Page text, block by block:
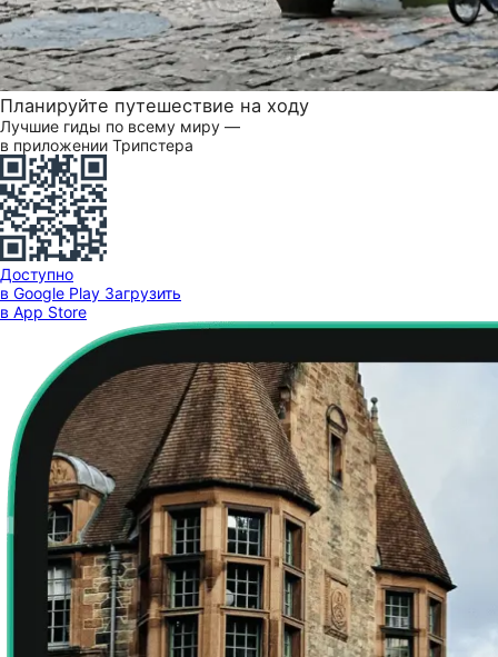
Планируйте путешествие на ходу
Лучшие гиды по всему миру —
в приложении Трипстера
Доступно
в Google Play Загрузить
в App Store